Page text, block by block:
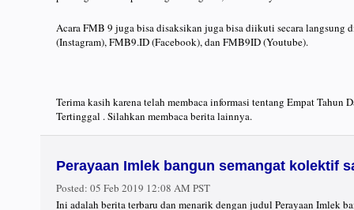
Acara FMB 9 juga bisa disaksikan juga bisa diikuti secara
(Instagram), FMB9.ID (Facebook), dan FMB9ID (Youtube).
Terima kasih karena telah membaca informasi tentang Empat Tahun
Tertinggal . Silahkan membaca berita lainnya.
Perayaan Imlek bangun semangat kolektif
Posted: 05 Feb 2019 12:08 AM PST
Ini adalah berita terbaru dan menarik dengan judul Perayaan Imlek